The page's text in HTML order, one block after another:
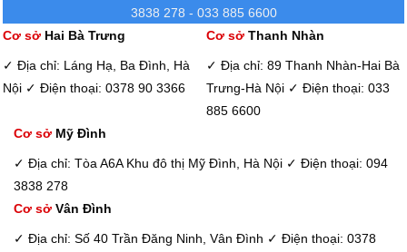
3838 278 - 033 885 6600
Cơ sởHai Bà Trưng
✓ Địa chỉ: Láng Hạ, Ba Đình, Hà
Nội ✓ Điện thoại: 0378 90 3366
Cơ sởThanh Nhàn
✓ Địa chỉ: 89 Thanh Nhàn-Hai Bà
Trưng-Hà Nội ✓ Điện thoại: 033
885 6600
Cơ sở Mỹ Đình
✓ Địa chỉ: Tòa A6A Khu đô thị Mỹ Đình, Hà Nội ✓ Điện thoại: 094
3838 278
Cơ sở Vân Đình
✓ Địa chỉ: Số 40 Trần Đăng Ninh, Vân Đình ✓ Điện thoại: 0378